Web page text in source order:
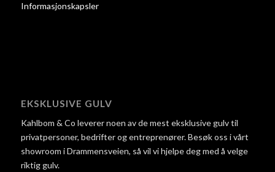
Informasjonskapsler
EKSKLUSIVE GULV
Kahlbom & Co leverer noen av de mest eksklusive gulv til
privatpersoner, bedrifter og entreprenører. Besøk oss i vårt
showroom i Drammensveien, så vil vi hjelpe deg med å velge
riktig gulv.